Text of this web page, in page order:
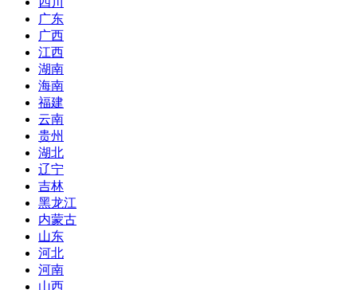
广东
广西
江西
湖南
海南
福建
云南
贵州
湖北
辽宁
吉林
黑龙江
内蒙古
山东
河北
河南
山西